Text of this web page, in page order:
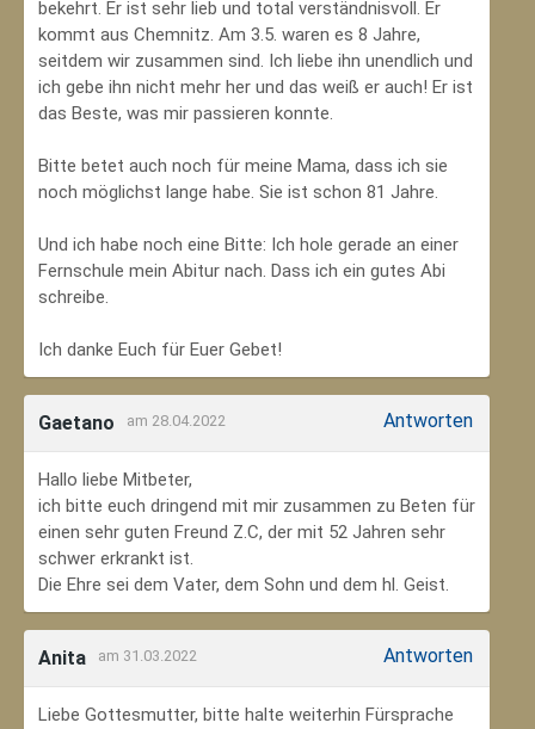
bekehrt. Er ist sehr lieb und total verständnisvoll. Er
kommt aus Chemnitz. Am 3.5. waren es 8 Jahre,
seitdem wir zusammen sind. Ich liebe ihn unendlich und
ich gebe ihn nicht mehr her und das weiß er auch! Er ist
das Beste, was mir passieren konnte.
Bitte betet auch noch für meine Mama, dass ich sie
noch möglichst lange habe. Sie ist schon 81 Jahre.
Und ich habe noch eine Bitte: Ich hole gerade an einer
Fernschule mein Abitur nach. Dass ich ein gutes Abi
schreibe.
Ich danke Euch für Euer Gebet!
Gaetano am 28.04.2022 Antworten
Hallo liebe Mitbeter,
ich bitte euch dringend mit mir zusammen zu Beten für
einen sehr guten Freund Z.C, der mit 52 Jahren sehr
schwer erkrankt ist.
Die Ehre sei dem Vater, dem Sohn und dem hl. Geist.
Anita am 31.03.2022 Antworten
Liebe Gottesmutter, bitte halte weiterhin Fürsprache